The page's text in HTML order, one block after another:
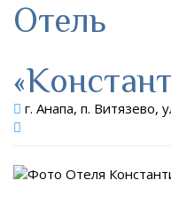
Отель
г. Анапа, п. Витязево,